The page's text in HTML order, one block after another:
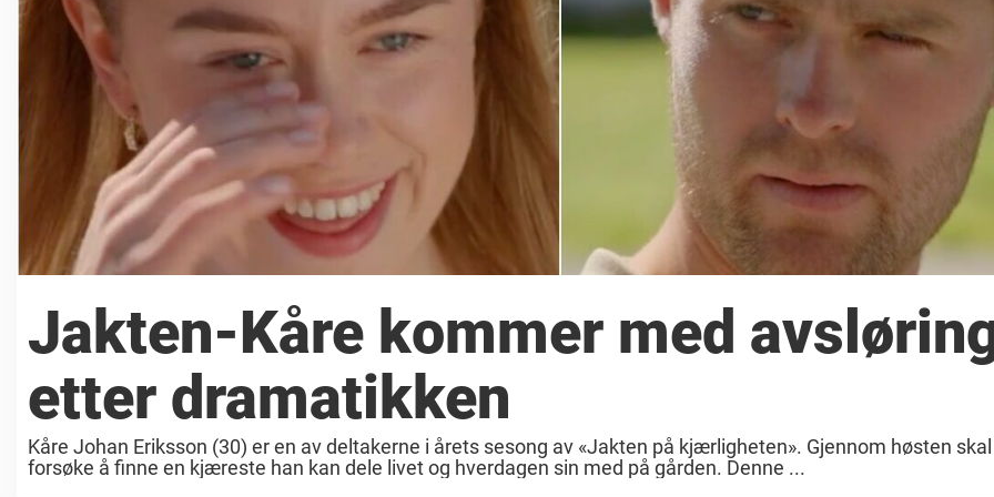
Jakten-Kåre kommer med
etter dramatikken
Kåre Johan Eriksson (30) er en av deltakerne i årets sesong av «Jakten på kjærligheten». Gjennom høsten
forsøke å finne en kjæreste han kan dele livet og hverdagen sin med på gården. Denne ...